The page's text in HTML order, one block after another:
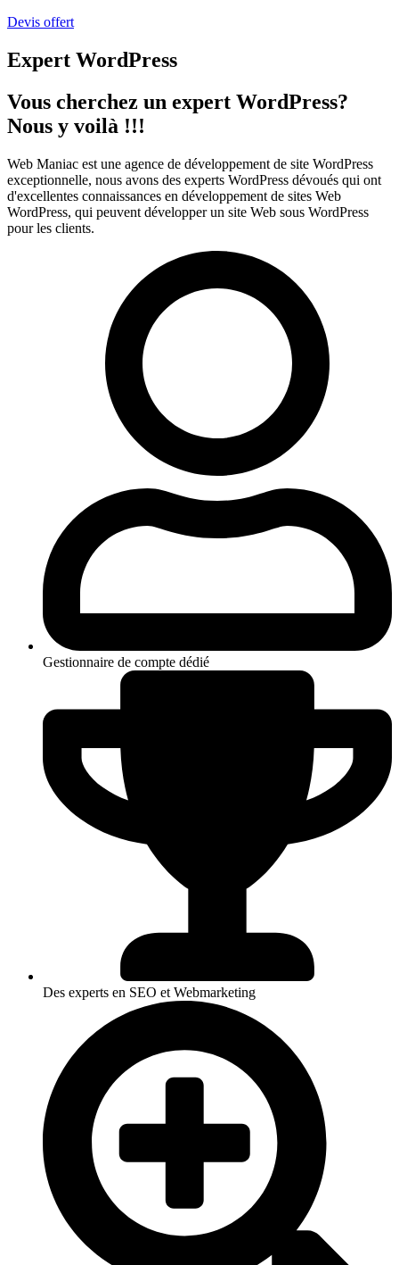
Devis offert
Expert WordPress
Vous cherchez un expert WordPress?
Nous y voilà !!!
Web Maniac est une agence de développement de site WordPress
exceptionnelle, nous avons des experts WordPress dévoués qui ont
d'excellentes connaissances en développement de sites Web
WordPress, qui peuvent développer un site Web sous WordPress
pour les clients.
Gestionnaire de compte dédié
Des experts en SEO et Webmarketing